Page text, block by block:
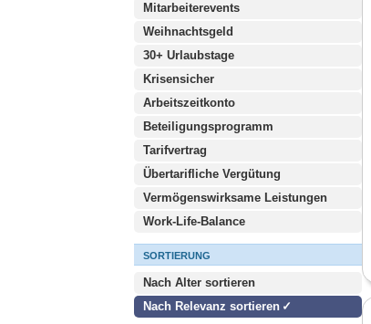
Mitarbeiterevents
Weihnachtsgeld
30+ Urlaubstage
Krisensicher
Arbeitszeitkonto
Beteiligungsprogramm
Tarifvertrag
Übertarifliche Vergütung
Vermögenswirksame Leistungen
Work-Life-Balance
SORTIERUNG
Nach Alter sortieren
Nach Relevanz sortieren